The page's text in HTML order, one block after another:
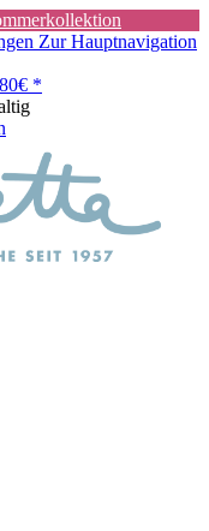
Zur Hauptnavigation
*